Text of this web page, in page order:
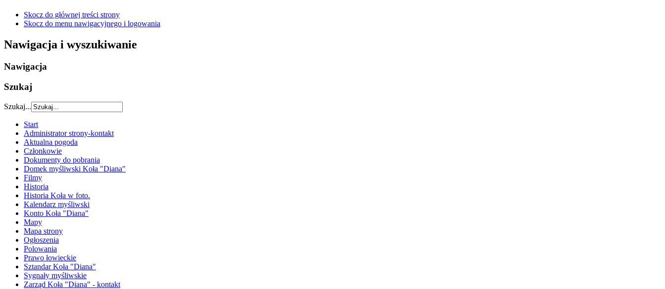
Skocz do głównej treści strony
Skocz do menu nawigacyjnego i logowania
Nawigacja i wyszukiwanie
Nawigacja
Szukaj
Szukaj...
Start
Administrator strony-kontakt
Aktualna pogoda
Członkowie
Dokumenty do pobrania
Domek myśliwski Koła "Diana"
Filmy
Historia
Historia Koła w foto.
Kalendarz myśliwski
Konto Koła "Diana"
Mapy
Mapa strony
Ogłoszenia
Polowania
Prawo łowieckie
Sztandar Koła "Diana"
Sygnały myśliwskie
Zarząd Koła "Diana" - kontakt